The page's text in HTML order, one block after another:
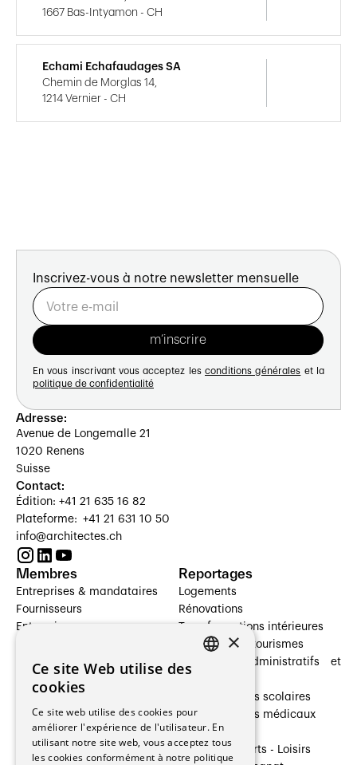
1667 Bas-Intyamon - CH
Echami Echafaudages SA
Chemin de Morglas 14,
1214 Vernier - CH
Inscrivez-vous à notre newsletter mensuelle
En vous inscrivant vous acceptez les conditions générales et la
politique de confidentialité
Adresse:
Avenue de Longemalle 21
1020 Renens
Suisse
Contact:
Édition: +41 21 635 16 82
Plateforme: +41 21 631 10 50
info@architectes.ch
Membres
Entreprises & mandataires
Fournisseurs
Entreprises
Architectes paysagistes
Architectes d'intérieur
Entreprises générales
Ingénieurs et mandataires
Reportages
Logements
Rénovations
Transformations intérieures
Hôtelleries et tourismes
Bâtiments administratifs et
Établissements scolaires
Établissements médicaux
Villas
Cultures - Sports - Loisirs
×
Ce site Web utilise des
cookies
Ce site web utilise des cookies pour
améliorer l'expérience de l'utilisateur. En
utilisant notre site web, vous acceptez tous
les cookies conformément à notre politique